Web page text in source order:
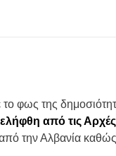
το φως της
από τις
την Αλβανία